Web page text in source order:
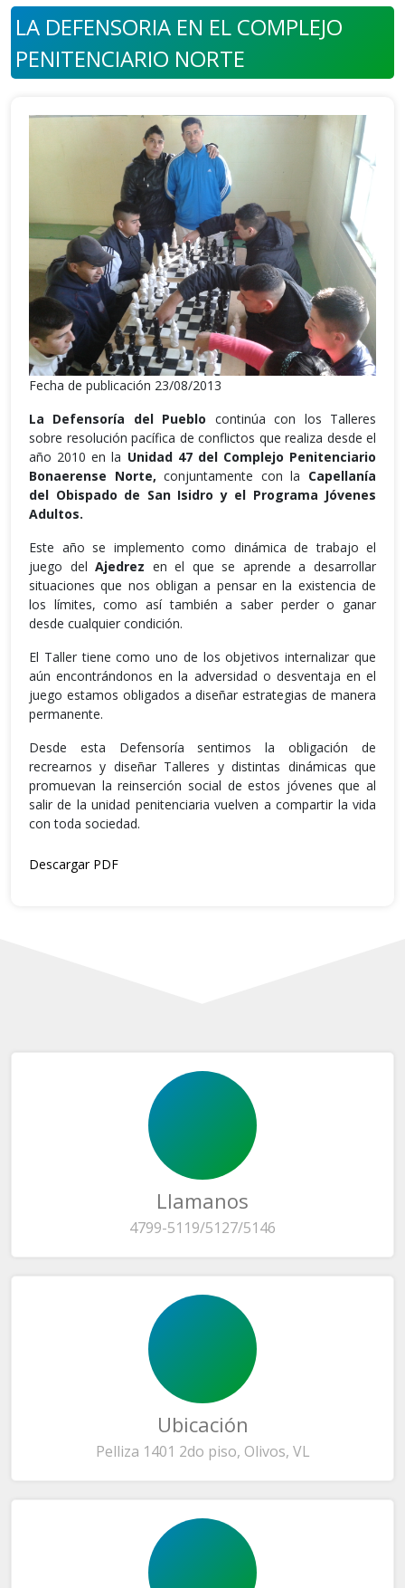
LA DEFENSORIA EN EL COMPLEJO
PENITENCIARIO NORTE
Fecha de publicación 23/08/2013
La Defensoría del Pueblo continúa con los Talleres
sobre resolución pacífica de conflictos que realiza desde el
año 2010 en la Unidad 47 del Complejo Penitenciario
Bonaerense Norte, conjuntamente con la Capellanía
del Obispado de San Isidro y el Programa Jóvenes
Adultos.
Este año se implemento como dinámica de trabajo el
juego del Ajedrez en el que se aprende a desarrollar
situaciones que nos obligan a pensar en la existencia de
los límites, como así también a saber perder o ganar
desde cualquier condición.
El Taller tiene como uno de los objetivos internalizar que
aún encontrándonos en la adversidad o desventaja en el
juego estamos obligados a diseñar estrategias de manera
permanente.
Desde esta Defensoría sentimos la obligación de
recrearnos y diseñar Talleres y distintas dinámicas que
promuevan la reinserción social de estos jóvenes que al
salir de la unidad penitenciaria vuelven a compartir la vida
con toda sociedad.
Descargar PDF
Llamanos
4799-5119/5127/5146
Ubicación
Pelliza 1401 2do piso, Olivos, VL